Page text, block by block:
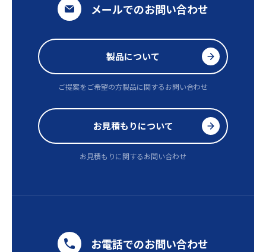
メールでのお問い合わせ
製品について
ご提案をご希望の方製品に関するお問い合わせ
お見積もりについて
お見積もりに関するお問い合わせ
お電話でのお問い合わせ